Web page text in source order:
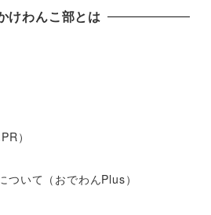
けわんこ部とは
）
ついて（おでわんPlus）